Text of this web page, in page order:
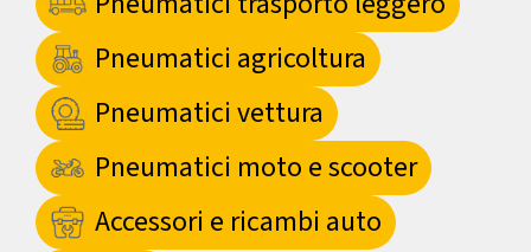
Pneumatici agricoltura
Pneumatici vettura
Pneumatici moto e scooter
Accessori e ricambi auto